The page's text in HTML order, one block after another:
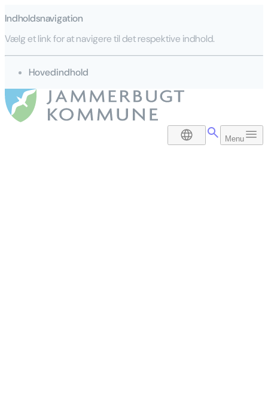
Indholdsnavigation
Vælg et link for at navigere til det respektive indhold.
gå til
Hovedindhold
DA Menu